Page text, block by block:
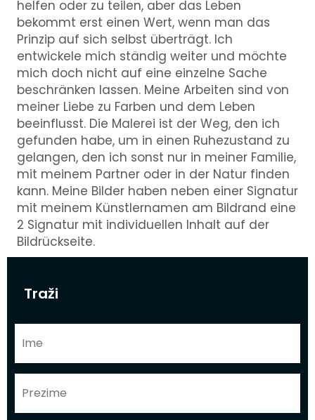
Traži
helfen oder zu teilen, aber das Leben
bekommt erst einen Wert, wenn man das
Prinzip auf sich selbst überträgt. Ich
entwickele mich ständig weiter und möchte
mich doch nicht auf eine einzelne Sache
beschränken lassen. Meine Arbeiten sind von
meiner Liebe zu Farben und dem Leben
beeinflusst. Die Malerei ist der Weg, den ich
gefunden habe, um in einen Ruhezustand zu
gelangen, den ich sonst nur in meiner Familie,
mit meinem Partner oder in der Natur finden
kann. Meine Bilder haben neben einer Signatur
mit meinem Künstlernamen am Bildrand eine
2 Signatur mit individuellen Inhalt auf der
Bildrückseite.